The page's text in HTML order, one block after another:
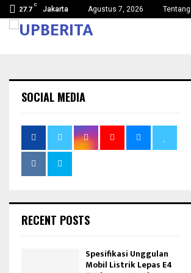
27.7
C
Jakarta Agustus 7, 2026
Kejaksaan Agung
SOCIAL MEDIA
RECENT POSTS
Spesifikasi Unggulan
Mobil Listrik Lepas E4